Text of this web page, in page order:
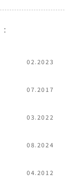
:
02.2023
07.2017
03.2022
08.2024
04.2012